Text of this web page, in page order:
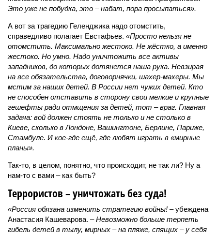
Это уже не побудка, это – набат, пора просыпаться».
А вот за трагедию Геленджика надо отомстить,
справедливо полагает Евстафьев. «Просто нельзя не
отомстить. Максимально жестоко. Не жёстко, а именно
жестоко. Но умно. Надо уничтожить все активы
западников, до которых дотянется наша рука. Невзирая
на все обязательства, договорнячки, шахер-махеры. Мы
мстим за наших детей. В России нет чужих детей. Кто
не способен отставить в сторону свои мелкие и крупные
гешефты ради отмщения за детей, тот – враг. Главная
задача: вой должен стоять не только и не столько в
Киеве, сколько в Лондоне, Вашингтоне, Берлине, Париже,
Стамбуле. И кое-где ещё, где любят играть в «мирные
планы».
Так-то, в целом, понятно, что происходит, не так ли? Ну а
нам-то с вами – как быть?
Террористов – уничтожать без суда!
«Россия обязана изменить стратегию войны! – убеждена
Анастасия Кашеварова. –Невозможно больше терпеть
гибель детей в тылу, мирных – на пляже, спящих – у себя